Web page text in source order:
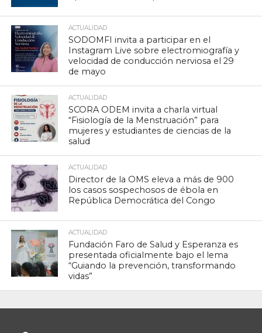
ACTUALIDAD
SODOMFI invita a participar en el
Instagram Live sobre electromiografía y
velocidad de conducción nerviosa el 29
de mayo
ACTUALIDAD
SCORA ODEM invita a charla virtual
“Fisiología de la Menstruación” para
mujeres y estudiantes de ciencias de la
salud
ACTUALIDAD
Director de la OMS eleva a más de 900
los casos sospechosos de ébola en
República Democrática del Congo
ACTUALIDAD
Fundación Faro de Salud y Esperanza es
presentada oficialmente bajo el lema
“Guiando la prevención, transformando
vidas”